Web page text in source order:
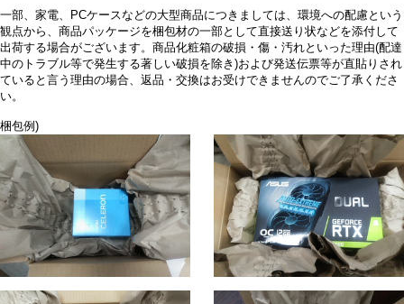
一部、家電、PCケースなどの大型商品につきましては、環境への配慮という
観点から、商品パッケージを梱包材の一部として直接送り状などを添付して
出荷する場合がございます。商品化粧箱の破損・傷・汚れといった理由(配達
中のトラブル等で発生する著しい破損を除き)および発送伝票等が直貼りされ
ていると言う理由の場合、返品・交換はお受けできませんのでご了承くださ
い。
梱包例)